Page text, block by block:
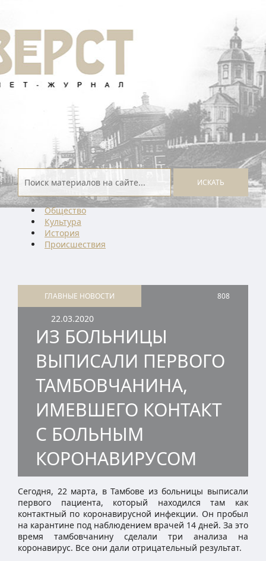
ИСКАТЬ
Общество
Культура
История
Проиcшествия
ГЛАВНЫЕ НОВОСТИ 808
22.03.2020
ИЗ БОЛЬНИЦЫ
ВЫПИСАЛИ ПЕРВОГО
ТАМБОВЧАНИНА,
ИМЕВШЕГО КОНТАКТ
С БОЛЬНЫМ
КОРОНАВИРУСОМ
Сегодня, 22 марта, в Тамбове из больницы выписали
первого пациента, который находился там как
контактный по коронавирусной инфекции. Он пробыл
на карантине под наблюдением врачей 14 дней. За это
время тамбовчанину сделали три анализа на
коронавирус. Все они дали отрицательный результат.